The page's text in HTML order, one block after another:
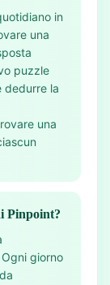
in
una
puzzle
dedurre la
una
Pinpoint?
giorno